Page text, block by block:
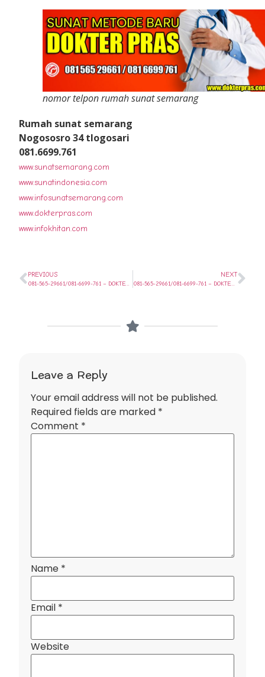
nomor telpon rumah sunat semarang
Rumah sunat semarang
Nogososro 34 tlogosari
081.6699.761
www.sunatsemarang.com
www.sunatindonesia.com
www.infosunatsemarang.com
www.dokterpras.com
www.infokhitan.com
PREVIOUS
081-565-29661/081-6699-761 – DOKTER KHITAN SPEKTAKULER DI SALATIGA SEMARANG
NEXT
081-565-29661/081-6699-761 – DOKTER KHITAN SPEKTAKULER DI AMBARAWA SEMARANG
Leave a Reply
Your email address will not be published.
Required fields are marked *
Comment *
Name *
Email *
Website